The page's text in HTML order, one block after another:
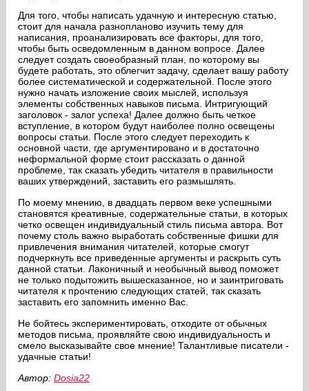
Для того, чтобы написать удачную и интересную статью,
стоит для начала разнопланово изучить тему для
написания, проанализировать все факторы, для того,
чтобы быть осведомленным в данном вопросе. Далее
следует создать своеобразный план, по которому вы
будете работать, это облегчит задачу, сделает вашу работу
более систематической и содержательной. После этого
нужно начать изложение своих мыслей, используя
элементы собственных навыков письма. Интригующий
заголовок - залог успеха! Далее должно быть четкое
вступление, в котором будут наиболее полно освещены
вопросы статьи. После этого следует переходить к
основной части, где аргументировано и в достаточно
неформальной форме стоит рассказать о данной
проблеме, так сказать убедить читателя в правильности
ваших утверждений, заставить его размышлять.
По моему мнению, в двадцать первом веке успешными
становятся креативные, содержательные статьи, в которых
четко освещен индивидуальный стиль письма автора. Вот
почему столь важно выработать собственные фишки для
привлечения внимания читателей, которые смогут
подчеркнуть все приведенные аргументы и раскрыть суть
данной статьи. Лаконичный и необычный вывод поможет
не только подытожить вышесказанное, но и заинтриговать
читателя к прочтению следующих статей, так сказать
заставить его запомнить именно Вас.
Не бойтесь экспериментировать, отходите от обычных
методов письма, проявляйте свою индивидуальность и
смело высказывайте свое мнение! Талантливые писатели -
удачные статьи!
Автор: Dosia22